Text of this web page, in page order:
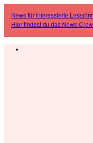
News für interessierte
Hier findest du das News-